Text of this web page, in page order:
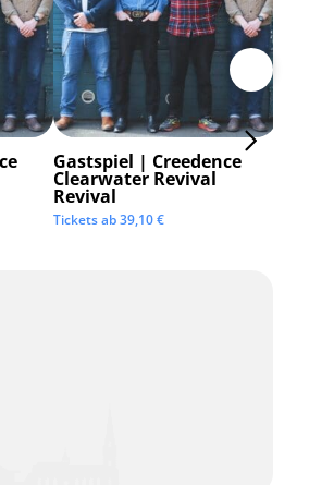
Gastspiel | Creedence
Clearwater Revival
Revival
Tickets ab39,10€